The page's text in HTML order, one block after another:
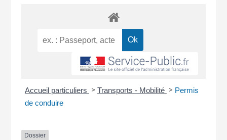
Accueil particuliers > Transports - Mobilité > Permis
de conduire
Dossier